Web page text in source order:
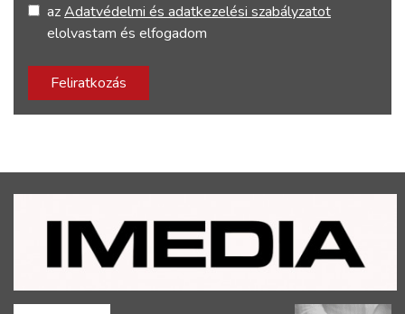
azAdatvédelmi és adatkezelési szabályzatot
elolvastam és elfogadom
Feliratkozás